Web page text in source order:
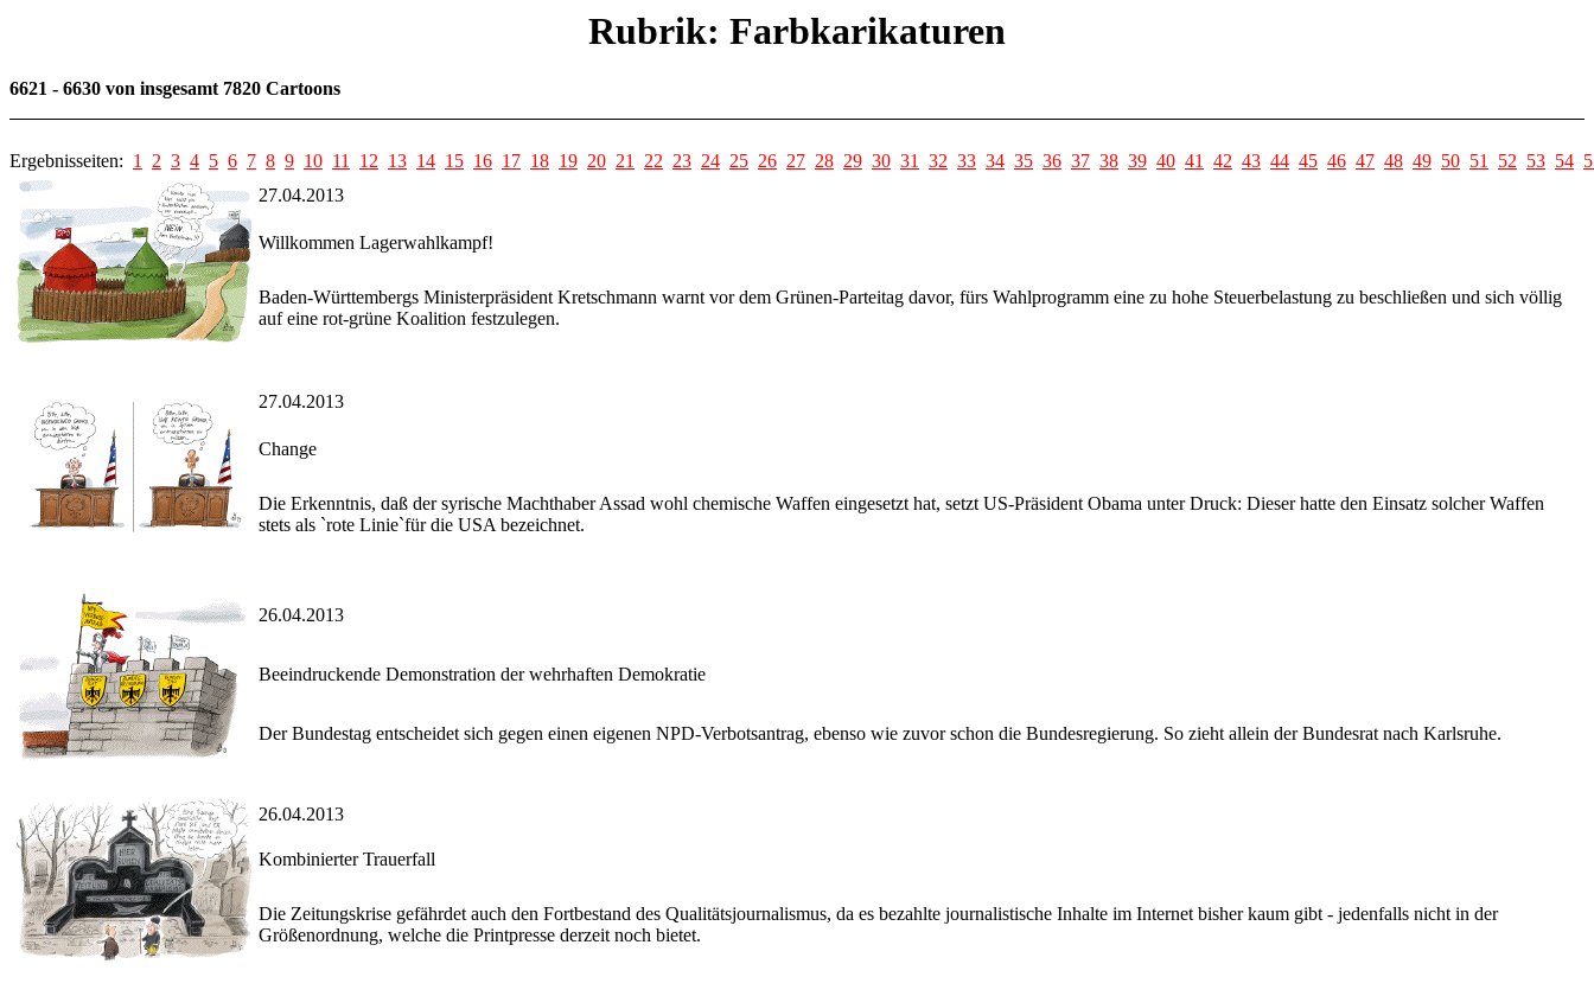
Rubrik: Farbkarikaturen
6621 - 6630 von insgesamt 7820 Cartoons
Ergebnisseiten: 1 2 3 4 5 6 7 8 9 10 11 12 13 14 15 16 17 18 19 20 21 22 23 24 25 26 27 28 29 30 31 32 33 34 35 36 37 38 39 40 41 42 43 44 45 46 47 48 49 50 51 52 53 54
27.04.2013
Willkommen Lagerwahlkampf!
Baden-Württembergs Ministerpräsident Kretschmann warnt vor dem Grünen-Parteitag davor, fürs Wahlprogramm eine zu hohe Steuerbelastung zu beschließen und sich völlig
auf eine rot-grüne Koalition festzulegen.
27.04.2013
Change
Die Erkenntnis, daß der syrische Machthaber Assad wohl chemische Waffen eingesetzt hat, setzt US-Präsident Obama unter Druck: Dieser hatte den Einsatz solcher Waffen
stets als `rote Linie`für die USA bezeichnet.
26.04.2013
Beeindruckende Demonstration der wehrhaften Demokratie
Der Bundestag entscheidet sich gegen einen eigenen NPD-Verbotsantrag, ebenso wie zuvor schon die Bundesregierung. So zieht allein der Bundesrat nach Karlsruhe.
26.04.2013
Kombinierter Trauerfall
Die Zeitungskrise gefährdet auch den Fortbestand des Qualitätsjournalismus, da es bezahlte journalistische Inhalte im Internet bisher kaum gibt - jedenfalls nicht in der
Größenordnung, welche die Printpresse derzeit noch bietet.